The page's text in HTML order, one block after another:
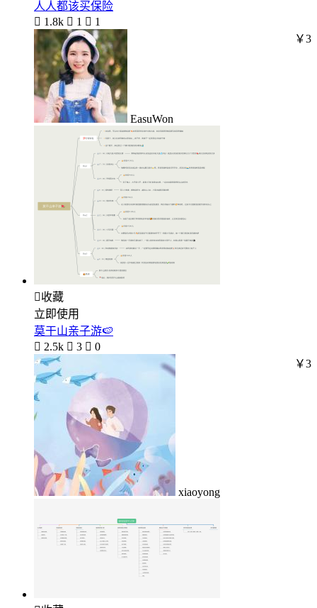
人人都该买保险
 1.8k  1  1
EasuWon
￥3
收藏
立即使用
莫干山亲子游🍉
 2.5k  3  0
xiaoyong
￥3